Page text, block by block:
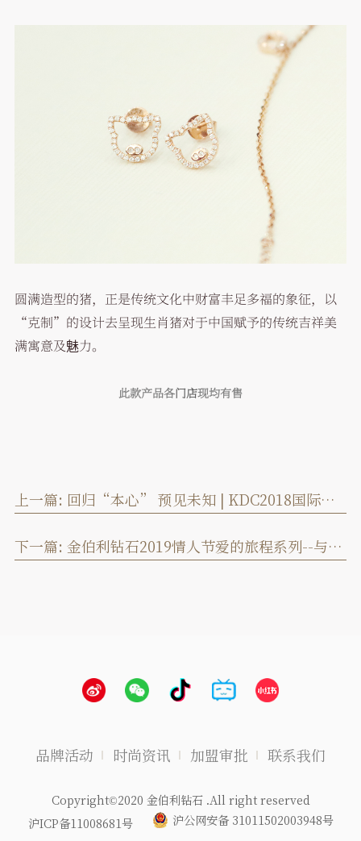
圆满造型的猪，正是传统文化中财富丰足多福的象征，以
“克制”的设计去呈现生肖猪对于中国赋予的传统吉祥美
满寓意及魅力。
此款产品各门店现均有售
上一篇: 回归“本心” 预见未知 | KDC2018国际钻石首饰设计大赛圆满落幕
下一篇: 金伯利钻石2019情人节爱的旅程系列--与爱相伴
品牌活动 时尚资讯 加盟审批 联系我们
Copyright©2020 金伯利钻石 .All right reserved
沪ICP备11008681号
沪公网安备 31011502003948号